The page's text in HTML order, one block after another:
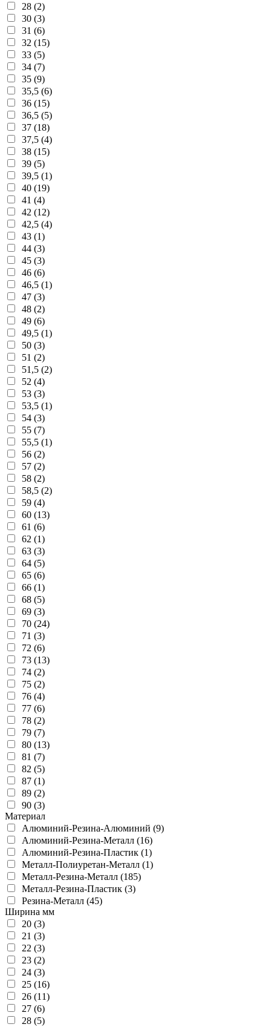
28 (2)
30 (3)
31 (6)
32 (15)
33 (5)
34 (7)
35 (9)
35,5 (6)
36 (15)
36,5 (5)
37 (18)
37,5 (4)
38 (15)
39 (5)
39,5 (1)
40 (19)
41 (4)
42 (12)
42,5 (4)
43 (1)
44 (3)
45 (3)
46 (6)
46,5 (1)
47 (3)
48 (2)
49 (6)
49,5 (1)
50 (3)
51 (2)
51,5 (2)
52 (4)
53 (3)
53,5 (1)
54 (3)
55 (7)
55,5 (1)
56 (2)
57 (2)
58 (2)
58,5 (2)
59 (4)
60 (13)
61 (6)
62 (1)
63 (3)
64 (5)
65 (6)
66 (1)
68 (5)
69 (3)
70 (24)
71 (3)
72 (6)
73 (13)
74 (2)
75 (2)
76 (4)
77 (6)
78 (2)
79 (7)
80 (13)
81 (7)
82 (5)
87 (1)
89 (2)
90 (3)
Материал
Алюминий-Резина-Алюминий (9)
Алюминий-Резина-Металл (16)
Алюминий-Резина-Пластик (1)
Металл-Полиуретан-Металл (1)
Металл-Резина-Металл (185)
Металл-Резина-Пластик (3)
Резина-Металл (45)
Ширина мм
20 (3)
21 (3)
22 (3)
23 (2)
24 (3)
25 (16)
26 (11)
27 (6)
28 (5)